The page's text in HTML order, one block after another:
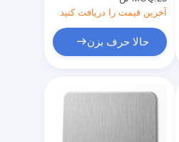
سفارشی ضخامت موجود
آخرین قیمت را دریافت کنید
حالا حرف بزن